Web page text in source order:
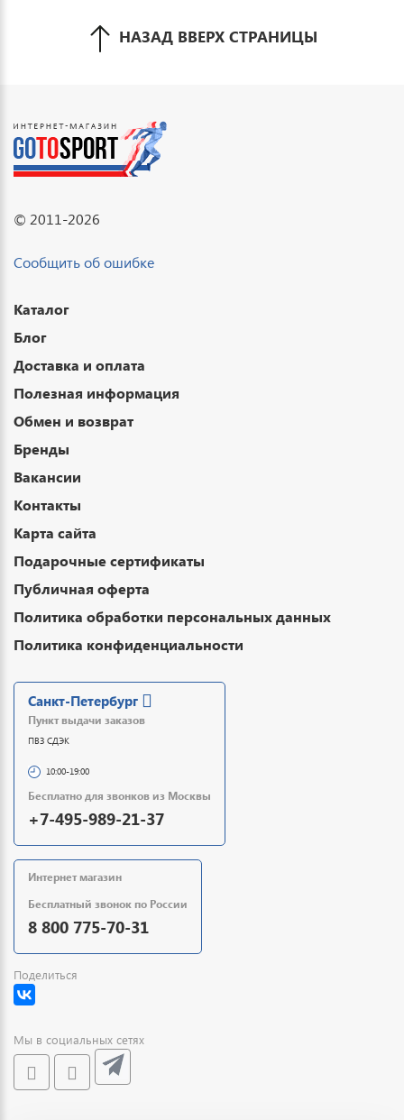
НАЗАД ВВЕРХ СТРАНИЦЫ
© 2011-2026
Сообщить об ошибке
Каталог
Блог
Доставка и оплата
Полезная информация
Обмен и возврат
Бренды
Вакансии
Контакты
Карта сайта
Подарочные сертификаты
Публичная оферта
Политика обработки персональных данных
Политика конфиденциальности
Санкт-Петербург
Пункт выдачи заказов
ПВЗ СДЭК
10:00-19:00
Бесплатно для звонков из Москвы
+7-495-989-21-37
Интернет магазин
Бесплатный звонок по России
8 800 775-70-31
Поделиться
Мы в социальных сетях